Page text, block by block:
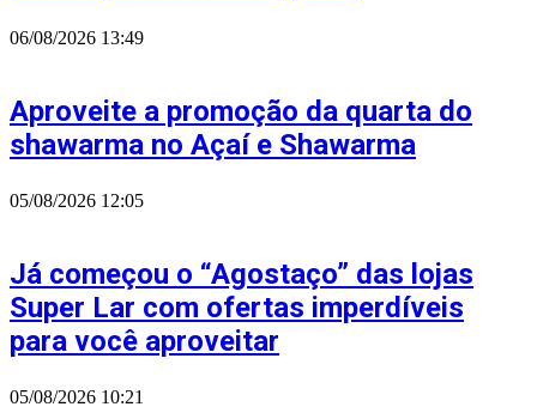
06/08/2026 13:49
Aproveite a promoção da quarta do
shawarma no Açaí e Shawarma
05/08/2026 12:05
Já começou o “Agostaço” das lojas
Super Lar com ofertas imperdíveis
para você aproveitar
05/08/2026 10:21